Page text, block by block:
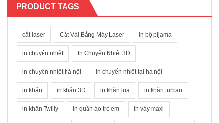
PRODUCT TAGS
cắt laser Cắt Vải Bằng Máy Laser in bộ pijama
in chuyển nhiệt In Chuyển Nhiệt 3D
in chuyển nhiệt hà nội in chuyển nhiệt tại hà nội
in khăn in khăn 3D in khăn lụa in khăn turban
in khăn Twilly In quần áo trẻ em in váy maxi